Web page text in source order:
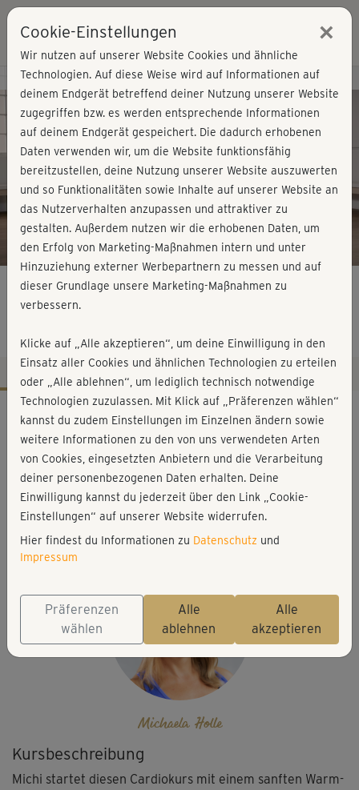
Play
Video
Kursvorschau - Jetzt mitmachen!
Plus Size 2 - Cardio 1
Kursbeschreibung
Michi startet diesen Cardiokurs mit einem sanften Warm-
Workout-Facts
leicht
26 Min
116 kcal
Michaela Holle
Handtuch
Michaela Holle
Cookie-Einstellungen ×
Wir nutzen auf unserer Website Cookies und ähnliche
Technologien. Auf diese Weise wird auf Informationen auf
deinem Endgerät betreffend deiner Nutzung unserer Website
zugegriffen bzw. es werden entsprechende Informationen
auf deinem Endgerät gespeichert. Die dadurch erhobenen
Daten verwenden wir, um die Website funktionsfähig
bereitzustellen, deine Nutzung unserer Website auszuwerten
und so Funktionalitäten sowie Inhalte auf unserer Website an
das Nutzerverhalten anzupassen und attraktiver zu
gestalten. Außerdem nutzen wir die erhobenen Daten, um
den Erfolg von Marketing-Maßnahmen intern und unter
Hinzuziehung externer Werbepartnern zu messen und auf
dieser Grundlage unsere Marketing-Maßnahmen zu
verbessern.
Klicke auf „Alle akzeptieren“, um deine Einwilligung in den
Einsatz aller Cookies und ähnlichen Technologien zu erteilen
oder „Alle ablehnen“, um lediglich technisch notwendige
Technologien zuzulassen. Mit Klick auf „Präferenzen wählen“
kannst du zudem Einstellungen im Einzelnen ändern sowie
weitere Informationen zu den von uns verwendeten Arten
von Cookies, eingesetzten Anbietern und die Verarbeitung
deiner personenbezogenen Daten erhalten. Deine
Einwilligung kannst du jederzeit über den Link „Cookie-
Einstellungen“ auf unserer Website widerrufen.
Hier findest du Informationen zu Datenschutz und
Impressum
Präferenzen
wählen
Alle
ablehnen
Alle
akzeptieren